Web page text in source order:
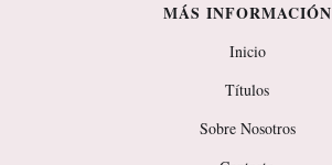
MÁS INFORMACIÓN
Inicio
Títulos
Sobre Nosotros